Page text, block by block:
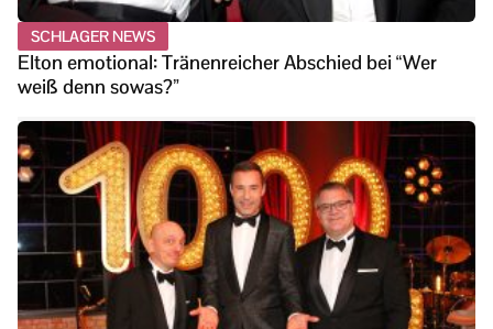
SCHLAGER NEWS
Elton emotional: Tränenreicher Abschied bei “Wer
weiß denn sowas?”